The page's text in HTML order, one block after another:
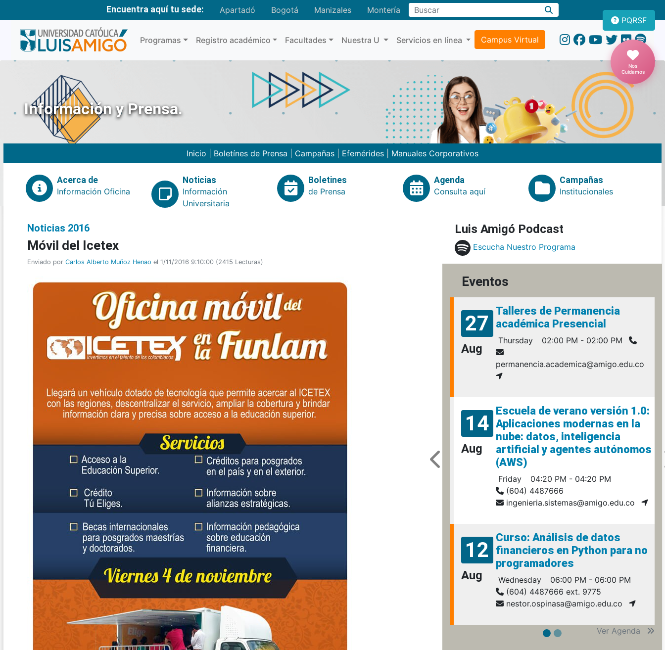
Encuentra aquí tu sede: Apartadó Bogotá Manizales MonteríaBuscar
Programas Registro académico Facultades Nuestra U Servicios en línea Campus Virtual
PQRSF
Nos
Cuidamos
Información y Prensa.
Inicio Boletínes de Prensa Campañas Efemérides Manuales Corporativos
Acerca de
Información Oficina
Noticias
Información
Universitaria
Boletines
de Prensa
Agenda
Consulta aquí
Campañas
Institucionales
Noticias 2016
Móvil del Icetex
Enviado por Carlos Alberto Muñoz Henao el 1/11/2016 9:10:00 (2415 Lecturas)
Luis Amigó Podcast
Escucha Nuestro Programa
Eventos
27
Aug
Talleres de Permanencia
académica Presencial
Thursday 02:00 PM - 02:00 PM
permanencia.academica@amigo.edu.co
14
Aug
Escuela de verano versión 1.0:
Aplicaciones modernas en la
nube: datos, inteligencia
artificial y agentes autónomos
(AWS)
Friday
04:20 PM - 04:20 PM
(604) 4487666
ingenieria.sistemas@amigo.edu.co
12
Aug
Curso: Análisis de datos
financieros en Python para no
programadores
Wednesday
06:00 PM - 06:00 PM
(604) 4487666 ext. 9775
nestor.ospinasa@amigo.edu.co
Ver Agenda